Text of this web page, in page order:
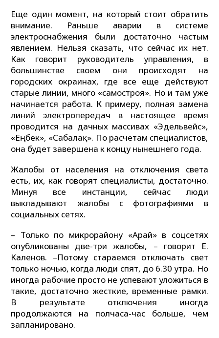
Еще один момент, на который стоит обратить
внимание. Раньше аварии в системе
электроснабжения были достаточно частым
явлением. Нельзя сказать, что сейчас их нет.
Как говорит руководитель управления, в
большинстве своем они происходят на
городских окраинах, где все еще действуют
старые линии, много «самостроя». Но и там уже
начинается работа. К примеру, полная замена
линий электропередач в настоящее время
проводится на дачных массивах «Эдельвейс»,
«Еңбек», «Сабалақ». По расчетам специалистов,
она будет завершена к концу нынешнего года.
Жалобы от населения на отключения света
есть, их, как говорят специалисты, достаточно.
Минуя все инстанции, сейчас люди
выкладывают жалобы с фотографиями в
социальных сетях.
– Только по микрорайону «Арай» в соцсетях
опубликованы две-три жалобы, – говорит Е.
Каленов. –Потому стараемся отключать свет
только ночью, когда люди спят, до 6.30 утра. Но
иногда рабочие просто не успевают уложиться в
такие, достаточно жесткие, временные рамки.
В результате отключения иногда
продолжаются на полчаса-час больше, чем
запланировано.